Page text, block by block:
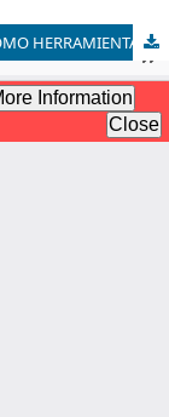
DISEÑO DE TIPOGRAFÍA PERSONALIZADA COMO HERRAMIENTA DE IDENTIDAD PARA MARCAS NATIVAS DIGITALES